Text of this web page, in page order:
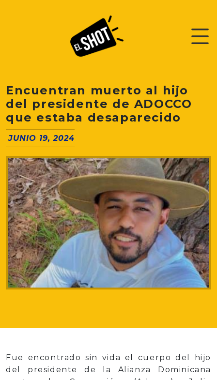
Encuentran muerto al hijo
del presidente de ADOCCO
que estaba desaparecido
JUNIO 19, 2024
Fue encontrado sin vida el cuerpo del hijo
del presidente de la Alianza Dominicana